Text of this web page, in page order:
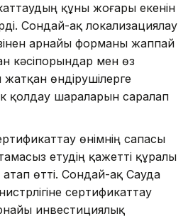
құны жоғары екенін
Сондай-ақ локализациялау
арнайы форманы жаппай
кәсіпорындар мен өз
өндірушілерге
қолдау шараларын саралап
өнімнің сапасы
етудің қажетті құралы
атап өтті. Сондай-ақ Сауда
сертификаттау
инвестициялық